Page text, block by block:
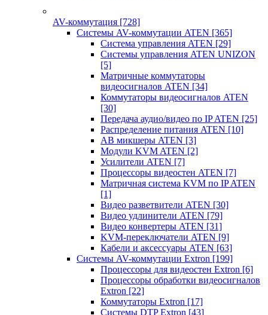
AV-коммутация [728]
Системы AV-коммутации ATEN [365]
Система управления ATEN [29]
Системы управления ATEN UNIZON
[5]
Матричные коммутаторы
видеосигналов ATEN [34]
Коммутаторы видеосигналов ATEN
[30]
Передача аудио/видео по IP ATEN [25]
Распределение питания ATEN [10]
АВ микшеры ATEN [3]
Модули KVM ATEN [2]
Усилители ATEN [7]
Процессоры видеостен ATEN [7]
Матричная система KVM по IP ATEN
[1]
Видео разветвители ATEN [30]
Видео удлинители ATEN [79]
Видео конвертеры ATEN [31]
KVM-переключатели ATEN [9]
Кабели и аксессуары ATEN [63]
Системы AV-коммутации Extron [199]
Процессоры для видеостен Extron [6]
Процессоры обработки видеосигналов
Extron [22]
Коммутаторы Extron [17]
Системы DTP Extron [43]